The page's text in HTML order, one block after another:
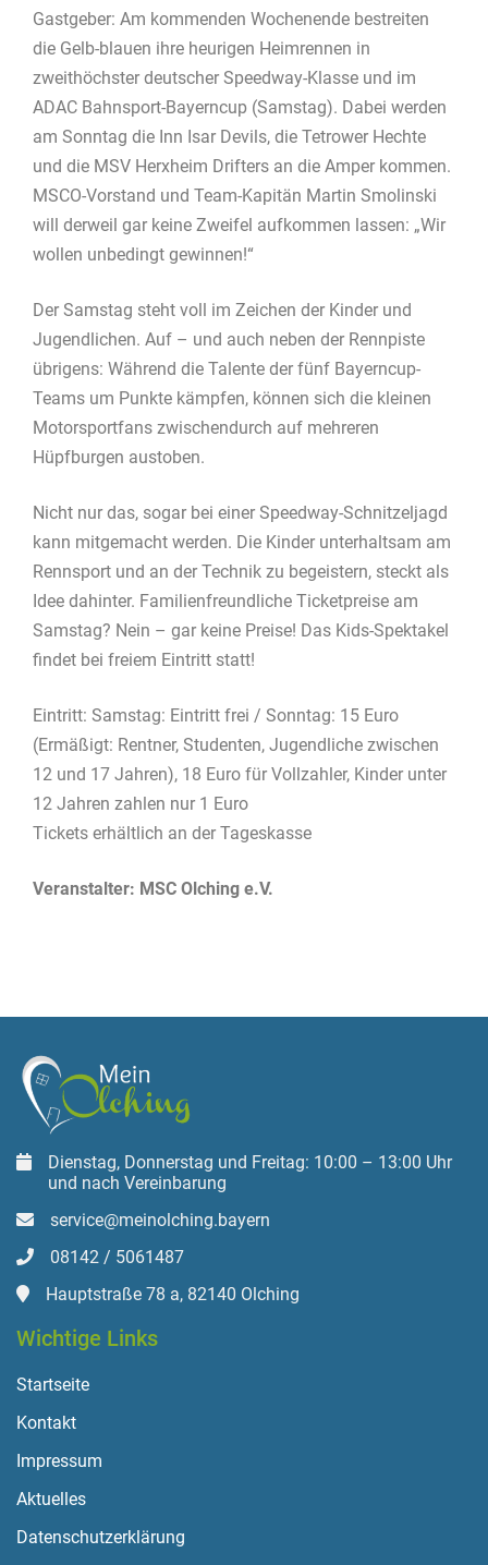
Gastgeber: Am kommenden Wochenende bestreiten
die Gelb-blauen ihre heurigen Heimrennen in
zweithöchster deutscher Speedway-Klasse und im
ADAC Bahnsport-Bayerncup (Samstag). Dabei werden
am Sonntag die Inn Isar Devils, die Tetrower Hechte
und die MSV Herxheim Drifters an die Amper kommen.
MSCO-Vorstand und Team-Kapitän Martin Smolinski
will derweil gar keine Zweifel aufkommen lassen: „Wir
wollen unbedingt gewinnen!“
Der Samstag steht voll im Zeichen der Kinder und
Jugendlichen. Auf – und auch neben der Rennpiste
übrigens: Während die Talente der fünf Bayerncup-
Teams um Punkte kämpfen, können sich die kleinen
Motorsportfans zwischendurch auf mehreren
Hüpfburgen austoben.
Nicht nur das, sogar bei einer Speedway-Schnitzeljagd
kann mitgemacht werden. Die Kinder unterhaltsam am
Rennsport und an der Technik zu begeistern, steckt als
Idee dahinter. Familienfreundliche Ticketpreise am
Samstag? Nein – gar keine Preise! Das Kids-Spektakel
findet bei freiem Eintritt statt!
Eintritt: Samstag: Eintritt frei / Sonntag: 15 Euro
(Ermäßigt: Rentner, Studenten, Jugendliche zwischen
12 und 17 Jahren), 18 Euro für Vollzahler, Kinder unter
12 Jahren zahlen nur 1 Euro
Tickets erhältlich an der Tageskasse
Veranstalter: MSC Olching e.V.
Dienstag, Donnerstag und Freitag: 10:00 – 13:00 Uhr
und nach Vereinbarung
service@meinolching.bayern
08142 / 5061487
Hauptstraße 78 a, 82140 Olching
Wichtige Links
Startseite
Kontakt
Impressum
Aktuelles
Datenschutzerklärung